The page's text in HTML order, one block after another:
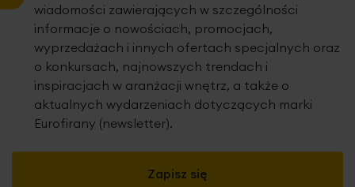
Zapisz się
wiadomości zawierających w szczególności
informacje o nowościach, promocjach,
wyprzedażach i innych ofertach specjalnych oraz
o konkursach, najnowszych trendach i
inspiracjach w aranżacji wnętrz, a także o
aktualnych wydarzeniach dotyczących marki
Eurofirany (newsletter).